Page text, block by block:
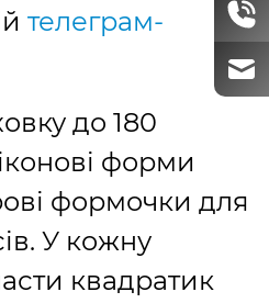
телеграм-
до 180
форми
формочки для
У кожну
квадратик